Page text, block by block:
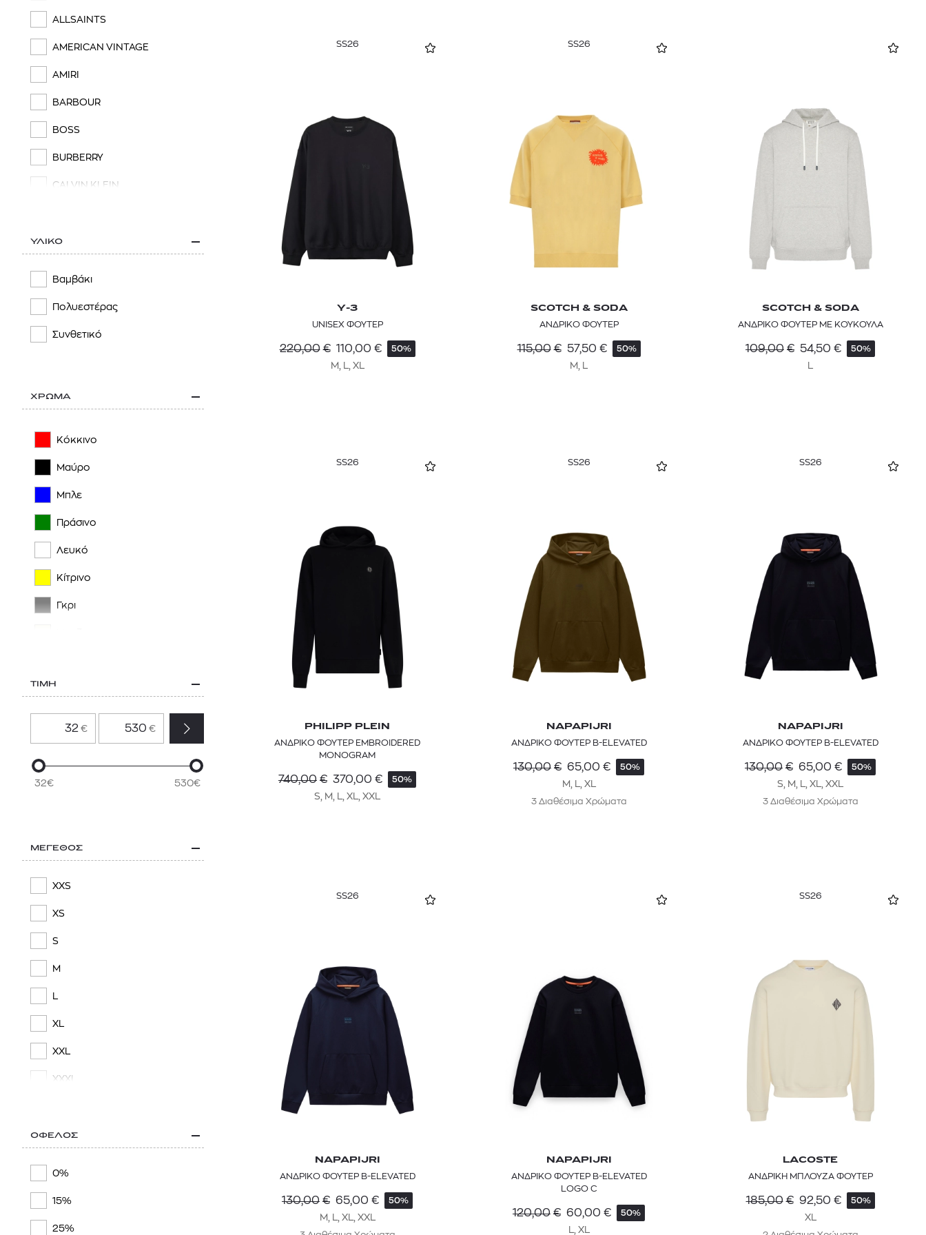
ALLSAINTS
AMERICAN VINTAGE
AMIRI
BARBOUR
BOSS
BURBERRY
CALVIN KLEIN
CARHARTT WIP
EMPORIO ARMANI
FJALLRAVEN
GANT
HACKETT LONDON
HARMONT & BLAINE
JACQUEMUS
KENZO
LACOSTE
SAMSØE SAMSØE
SCOTCH & SODA
SERVICE WORKS
STONE ISLAND
ΥΛΙΚΟ
Βαμβάκι
Πολυεστέρας
Συνθετικό
ΧΡΩΜΑ
Κόκκινο
Μαύρο
Μπλε
Πράσινο
Λευκό
Κίτρινο
Γκρι
Ροζ
Καφέ
ΤΙΜΗ
€ €
32€ 530€
ΜΕΓΕΘΟΣ
XXS
XS
S
M
L
XL
XXL
XXXL
ΟΦΕΛΟΣ
0%
15%
25%
SS26
Y-3
UNISEX ΦΟΥΤΕΡ
220,00 € 110,00 € 50%
M, L, XL
SS26
SCOTCH & SODA
ΑΝΔΡΙΚΟ ΦΟΥΤΕΡ
115,00 € 57,50 € 50%
M, L
SCOTCH & SODA
ΑΝΔΡΙΚΟ ΦΟΥΤΕΡ ΜΕ ΚΟΥΚΟΥΛΑ
109,00 € 54,50 € 50%
L
SS26
PHILIPP PLEIN
ΑΝΔΡΙΚΟ ΦΟΥΤΕΡ EMBROIDERED
MONOGRAM
740,00 € 370,00 € 50%
S, M, L, XL, XXL
SS26
NAPAPIJRI
ΑΝΔΡΙΚΟ ΦΟΥΤΕΡ B-ELEVATED
130,00 € 65,00 € 50%
M, L, XL
3 Διαθέσιμα Χρώματα
SS26
NAPAPIJRI
ΑΝΔΡΙΚΟ ΦΟΥΤΕΡ B-ELEVATED
130,00 € 65,00 € 50%
S, M, L, XL, XXL
3 Διαθέσιμα Χρώματα
SS26
NAPAPIJRI
ΑΝΔΡΙΚΟ ΦΟΥΤΕΡ B-ELEVATED
130,00 € 65,00 € 50%
M, L, XL, XXL
NAPAPIJRI
ΑΝΔΡΙΚΟ ΦΟΥΤΕΡ B-ELEVATED
LOGO C
120,00 € 60,00 € 50%
L, XL
SS26
LACOSTE
ΑΝΔΡΙΚΗ ΜΠΛΟΥΖΑ ΦΟΥΤΕΡ
185,00 € 92,50 € 50%
XL